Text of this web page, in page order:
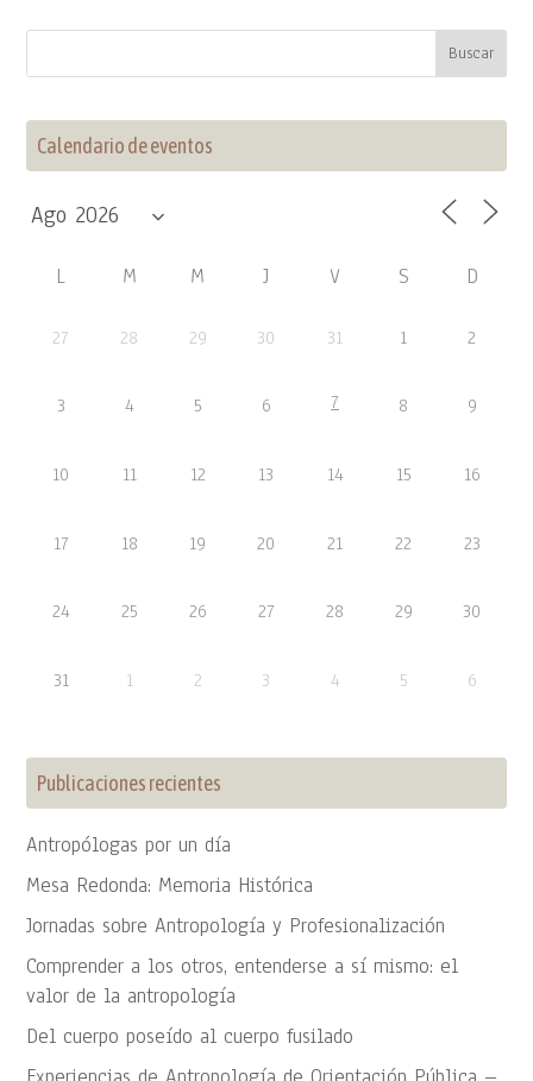
Calendario de eventos
L M M J V S D
27 28 29 30 31 1 2
3 4 5 6 7 8 9
10 11 12 13 14 15 16
17 18 19 20 21 22 23
24 25 26 27 28 29 30
31 1 2 3 4 5 6
Publicaciones recientes
Antropólogas por un día
Mesa Redonda: Memoria Histórica
Jornadas sobre Antropología y Profesionalización
Comprender a los otros, entenderse a sí mismo: el
valor de la antropología
Del cuerpo poseído al cuerpo fusilado